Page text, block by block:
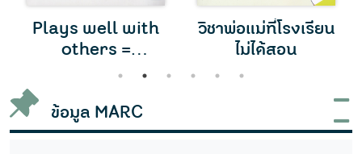
Plays well with
others =
วิทยาศาสตร์ว่าด้วย
วิชาพ่อแม่ที่โรงเรียน
ไม่ได้สอน
1 2 3 4 5 6
ข้อมูล MARC